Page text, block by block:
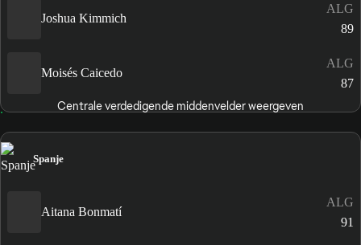
Joshua Kimmich
ALG
89
Moisés Caicedo
ALG
87
Centrale verdedigende middenvelder weergeven
Spanje
Aitana Bonmatí
ALG
91